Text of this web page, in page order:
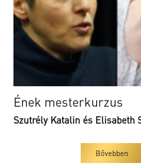
Ének mesterkurzus
Szutrély Katalin és Elisabeth
Bővebben